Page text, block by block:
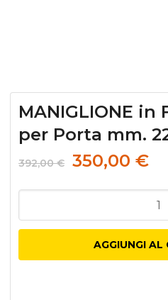
MANIGLIONE in
per Porta mm.
392,00€ 350,00 €
in
Vecchio
AGGIUNGI AL